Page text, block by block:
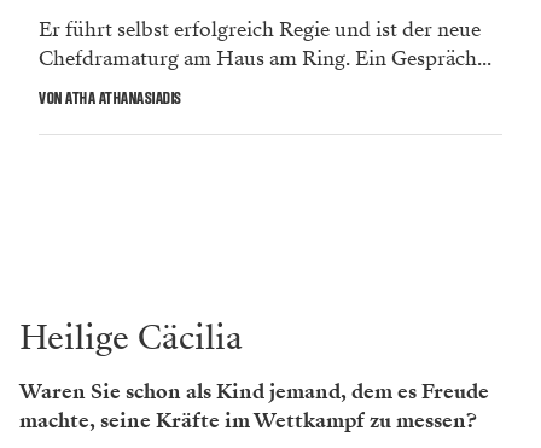
Er führt selbst erfolgreich Regie und ist der neue
Chefdramaturg am Haus am Ring. Ein Gespräch...
VON ATHA ATHANASIADIS
Heilige Cäcilia
Waren Sie schon als Kind jemand, dem es Freude
machte, seine Kräfte im Wettkampf zu messen?